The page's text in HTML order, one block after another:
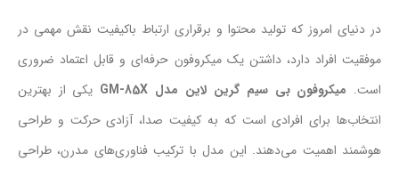
در دنیای امروز که تولید محتوا و برقراری ارتباط باکیفیت نقش مهمی در
موفقیت افراد دارد، داشتن یک میکروفون حرفه‌ای و قابل اعتماد ضروری
است. میکروفون بی سیم گرین لاین مدل GM-85X
یکی از بهترین
انتخاب‌ها برای افرادی است که به کیفیت صدا، آزادی حرکت و طراحی
هوشمند اهمیت می‌دهند. این مدل با ترکیب فناوری‌های مدرن، طراحی